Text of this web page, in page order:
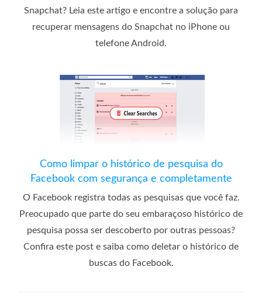
Snapchat? Leia este artigo e encontre a solução para
recuperar mensagens do Snapchat no iPhone ou
telefone Android.
Como limpar o histórico de pesquisa do
Facebook com segurança e completamente
O Facebook registra todas as pesquisas que você faz.
Preocupado que parte do seu embaraçoso histórico de
pesquisa possa ser descoberto por outras pessoas?
Confira este post e saiba como deletar o histórico de
buscas do Facebook.